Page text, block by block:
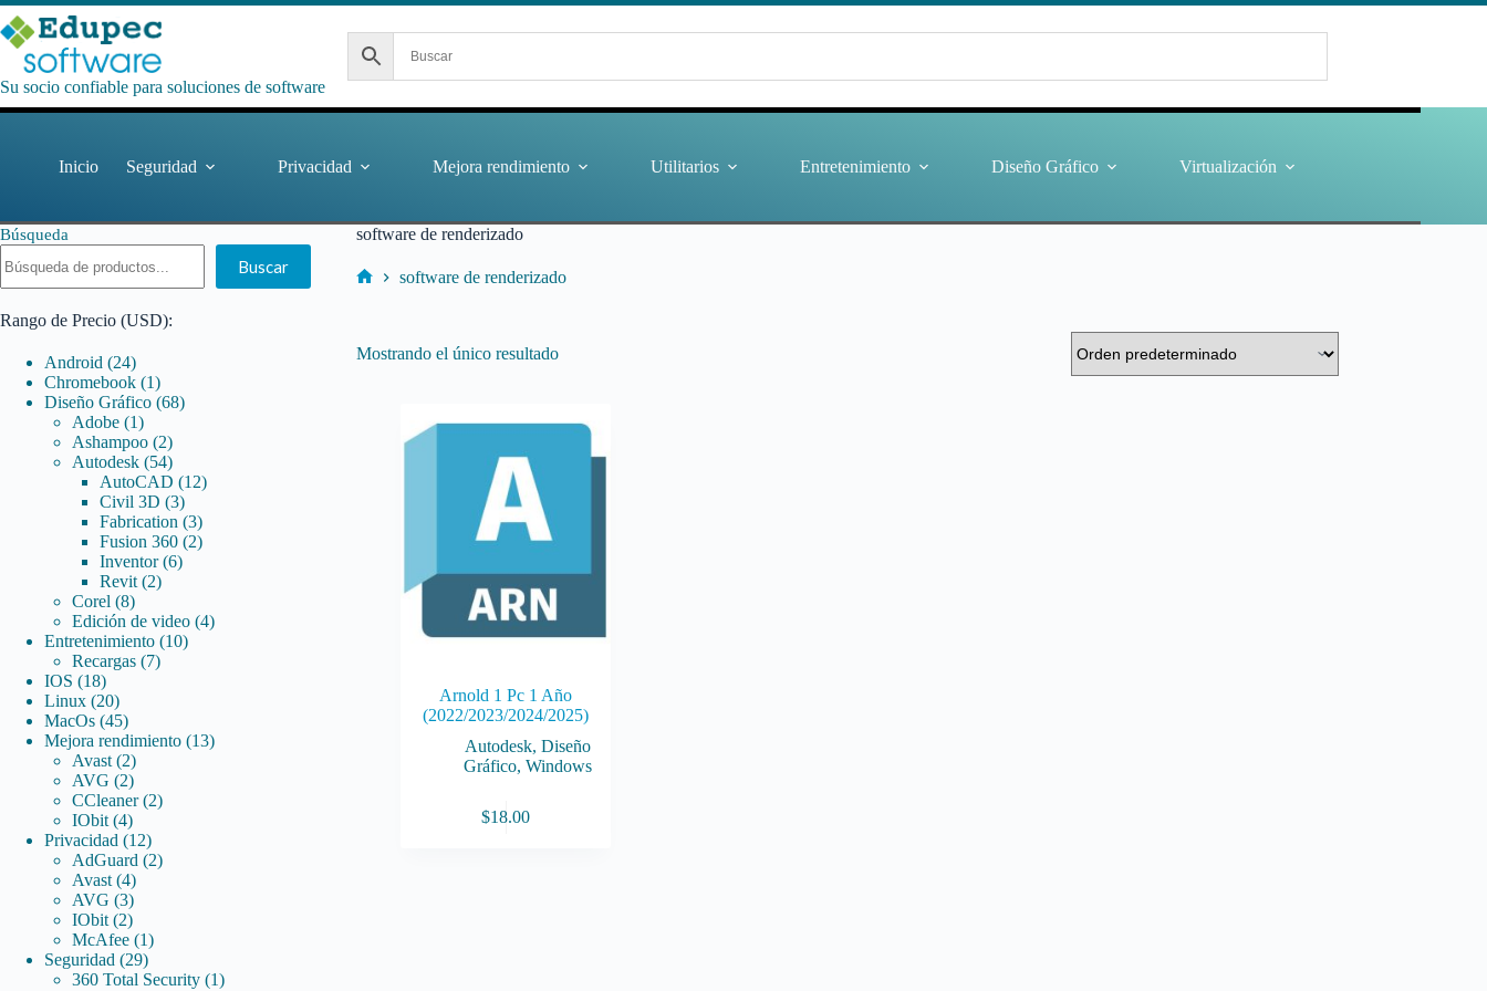
Saltar
al
contenido
Su socio confiable para soluciones de software
Inicio Seguridad Privacidad Mejora rendimiento Utilitarios Entretenimiento Diseño Gráfico Virtualización
software de renderizado
software de renderizado
Mostrando el único resultado
Arnold 1 Pc 1 Año
(2022/2023/2024/2025)
Autodesk,Diseño
Gráfico,Windows
$18.00
Búsqueda
Buscar
Rango de Precio (USD):
Android 2424
productos
Chromebook 11
producto
Diseño Gráfico 6868
Adobe 11
producto
Ashampoo 22
productos
Autodesk 5454
productos
AutoCAD 1212
Civil 3D 33
productos
Fabrication 33
productos
Fusion 360 22
Inventor 66
Revit 22
Corel 88
productos
Edición de video 44
Entretenimiento 1010
Recargas 77
IOS 1818
productos
Linux 2020
productos
MacOs 4545
productos
Mejora rendimiento 1313
Avast 22
productos
AVG 22
productos
CCleaner 22
IObit 44
productos
Privacidad 1212
productos
AdGuard 22
Avast 44
productos
AVG 33
productos
IObit 22
productos
McAfee 11
producto
Seguridad 2929
productos
360 Total Security 11